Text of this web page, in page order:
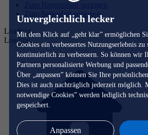
Unvergleichlich lecker
Mit dem Klick auf „geht klar” ermöglichen
Cookies ein verbessertes Nutzungserlebnis zu
kontinuierlich zu verbessern. So können wir
Partnern personalisierte Werbung und
Über „anpassen” können Sie Ihre
Dies ist auch nachträglich jederzeit
notwendige Cookies” werden lediglich
gespeichert.
Anpassen
Zum Hauptinhalt springen
Zum Seitenfuß springen
Loading...
Loading...